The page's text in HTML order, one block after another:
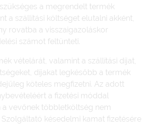
a megrendelt termék
a szállítási költséget elutalni akként,
rovatba a visszaigazoláskor
számot feltünteti.
vételárát, valamint a szállítási díjat,
díjakat legkésőbb a termék
köteles megfizetni. Az adott
a fizetési móddal
vevőnek többletköltség nem
késedelmi kamat fizetésére